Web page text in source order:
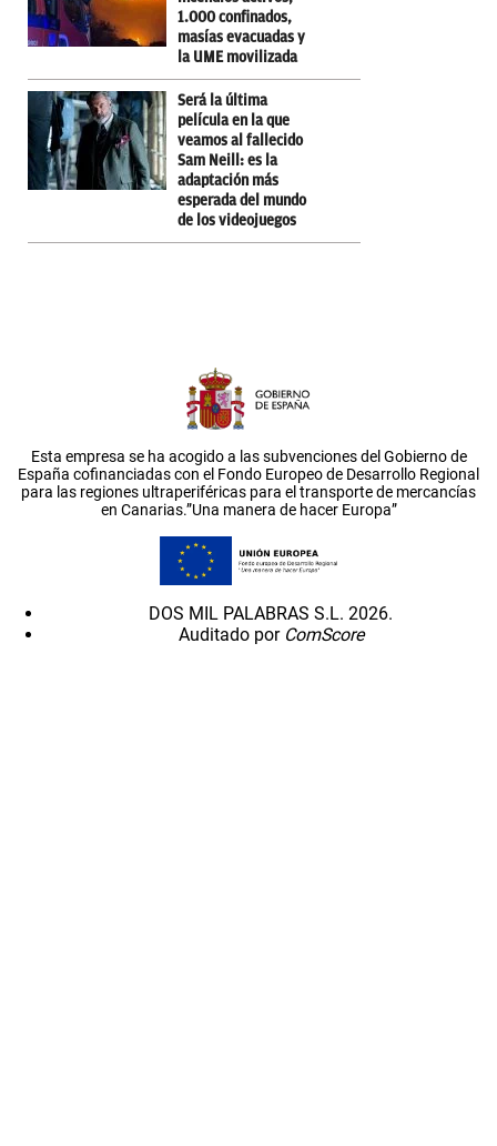
1.000 confinados,
masías evacuadas y
la UME movilizada
Será la última
película en la que
veamos al fallecido
Sam Neill: es la
adaptación más
esperada del mundo
de los videojuegos
Esta empresa se ha acogido a las subvenciones del Gobierno de
España cofinanciadas con el Fondo Europeo de Desarrollo Regional
para las regiones ultraperiféricas para el transporte de mercancías
en Canarias.”Una manera de hacer Europa”
DOS MIL PALABRAS S.L. 2026.
Auditado por ComScore